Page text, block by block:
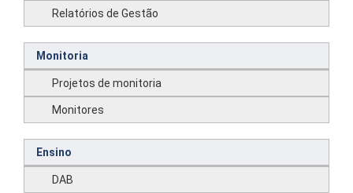
Relatórios de Gestão
Monitoria
Projetos de monitoria
Monitores
Ensino
DAB